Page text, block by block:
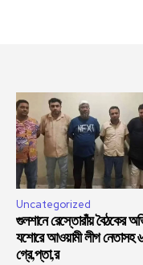
Uncategorized
গুলশানে রেস্তোরাঁয় বৈঠকের
যশোরে আওয়ামী লীগ নেতাসহ
গ্রে,প্তা,র